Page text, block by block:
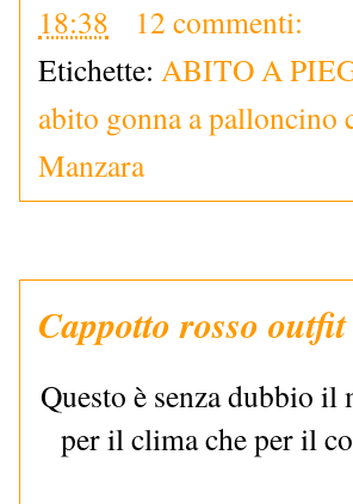
18:38
12 commenti:
Etichette: ABITO A
abito gonna a palloncino
Manzara
Cappotto rosso outfit
Questo è senza dubbio
per il clima che per il